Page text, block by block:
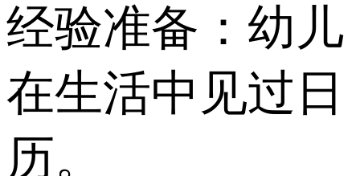
经验准备：幼儿
在生活中见过日
历。